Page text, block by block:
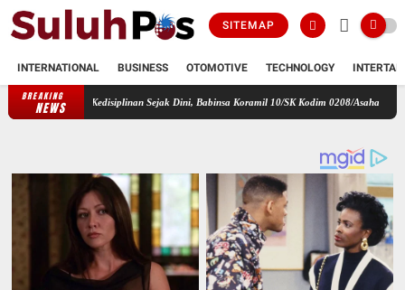
SITEMAP
INTERNATIONAL BUSINESS OTOMOTIVE TECHNOLOGY
BREAKING
NEWS
Kedisiplinan Sejak Dini, Babinsa Koramil 10/SK Kodim 0208/Asahan Beri Pelatihan PBB